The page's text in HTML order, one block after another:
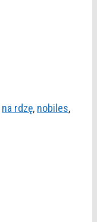
na rdzę, nobiles,